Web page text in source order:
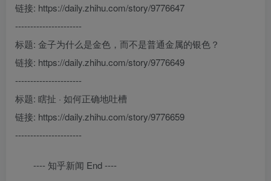
链接: https://daily.zhihu.com/story/9776647
----------------------
标题: 金子为什么是金色，而不是普通金属的银色？
链接: https://daily.zhihu.com/story/9776649
----------------------
标题: 瞎扯 · 如何正确地吐槽
链接: https://daily.zhihu.com/story/9776659
----------------------
---- 知乎新闻 End ----